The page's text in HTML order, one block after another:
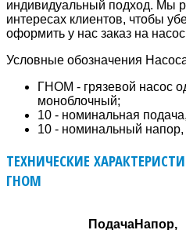
индивидуальный подход. Мы
интересах клиентов, чтобы
оформить у нас заказ на
Условные обозначения
ГНОМ - грязевой насос
моноблочный;
10 - номинальная
10 - номинальный напор,
ТЕХНИЧЕСКИЕ
ГНОМ
ПодачаНапор,